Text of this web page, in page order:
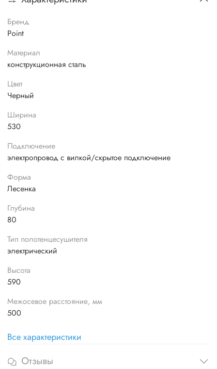
Бренд
Point
Материал
конструкционная сталь
Цвет
Черный
Ширина
530
Подключение
электропровод с вилкой/скрытое подключение
Форма
Лесенка
Глубина
80
Тип полотенцесушителя
электрический
Высота
590
Межосевое расстояние, мм
500
Все характеристики
Отзывы